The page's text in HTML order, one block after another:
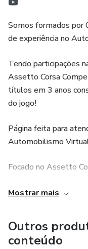
Somos formados por
de experiência no
Tendo participações
Assetto Corsa
títulos em 3 anos
do jogo!
Página feita para
Automobilismo
Focado no Assetto
sentir confiante,
as maiores equipes do
Mostrar mais
Outros
conteúdo